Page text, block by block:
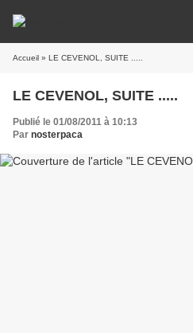
Accueil » LE CEVENOL, SUITE .....
LE CEVENOL, SUITE .....
Publié le 01/08/2011 à 10:13
Par nosterpaca